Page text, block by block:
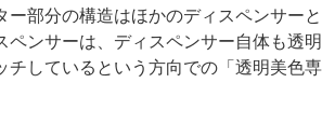
ー部分の構造はほかのディスペンサーと
ペンサーは、ディスペンサー自体も透明
チしているという方向での「透明美色専